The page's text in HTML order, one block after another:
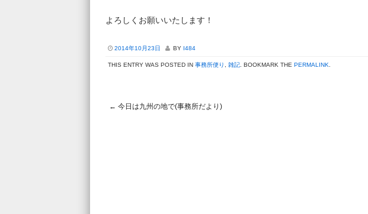
よろしくお願いいたします！
2014年10月23日 BY I484
THIS ENTRY WAS POSTED IN 事務所便り 雑記 . BOOKMARK THE PERMALINK
← 今日は九州の地で(事務所だより)